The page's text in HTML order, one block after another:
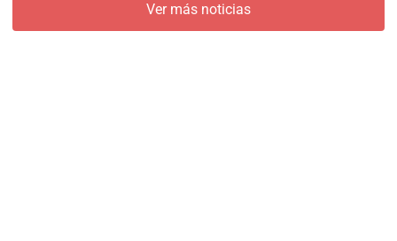
Ver más noticias